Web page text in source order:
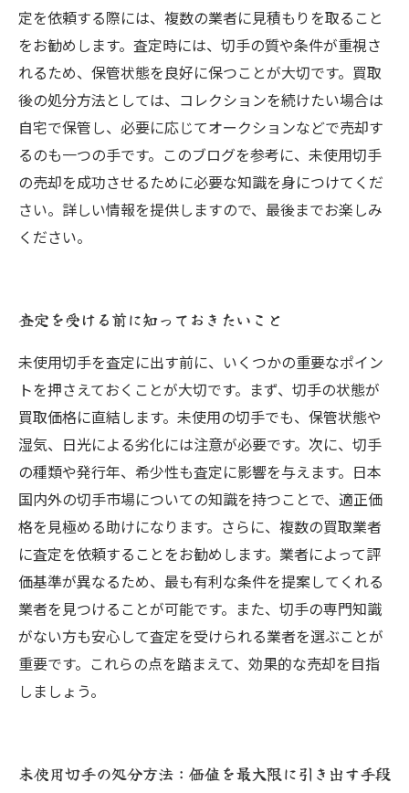
定を依頼する際には、複数の業者に見積もりを取ること
をお勧めします。査定時には、切手の質や条件が重視さ
れるため、保管状態を良好に保つことが大切です。買取
後の処分方法としては、コレクションを続けたい場合は
自宅で保管し、必要に応じてオークションなどで売却す
るのも一つの手です。このブログを参考に、未使用切手
の売却を成功させるために必要な知識を身につけてくだ
さい。詳しい情報を提供しますので、最後までお楽しみ
ください。
査定を受ける前に知っておきたいこと
未使用切手を査定に出す前に、いくつかの重要なポイン
トを押さえておくことが大切です。まず、切手の状態が
買取価格に直結します。未使用の切手でも、保管状態や
湿気、日光による劣化には注意が必要です。次に、切手
の種類や発行年、希少性も査定に影響を与えます。日本
国内外の切手市場についての知識を持つことで、適正価
格を見極める助けになります。さらに、複数の買取業者
に査定を依頼することをお勧めします。業者によって評
価基準が異なるため、最も有利な条件を提案してくれる
業者を見つけることが可能です。また、切手の専門知識
がない方も安心して査定を受けられる業者を選ぶことが
重要です。これらの点を踏まえて、効果的な売却を目指
しましょう。
未使用切手の処分方法：価値を最大限に引き出す手段